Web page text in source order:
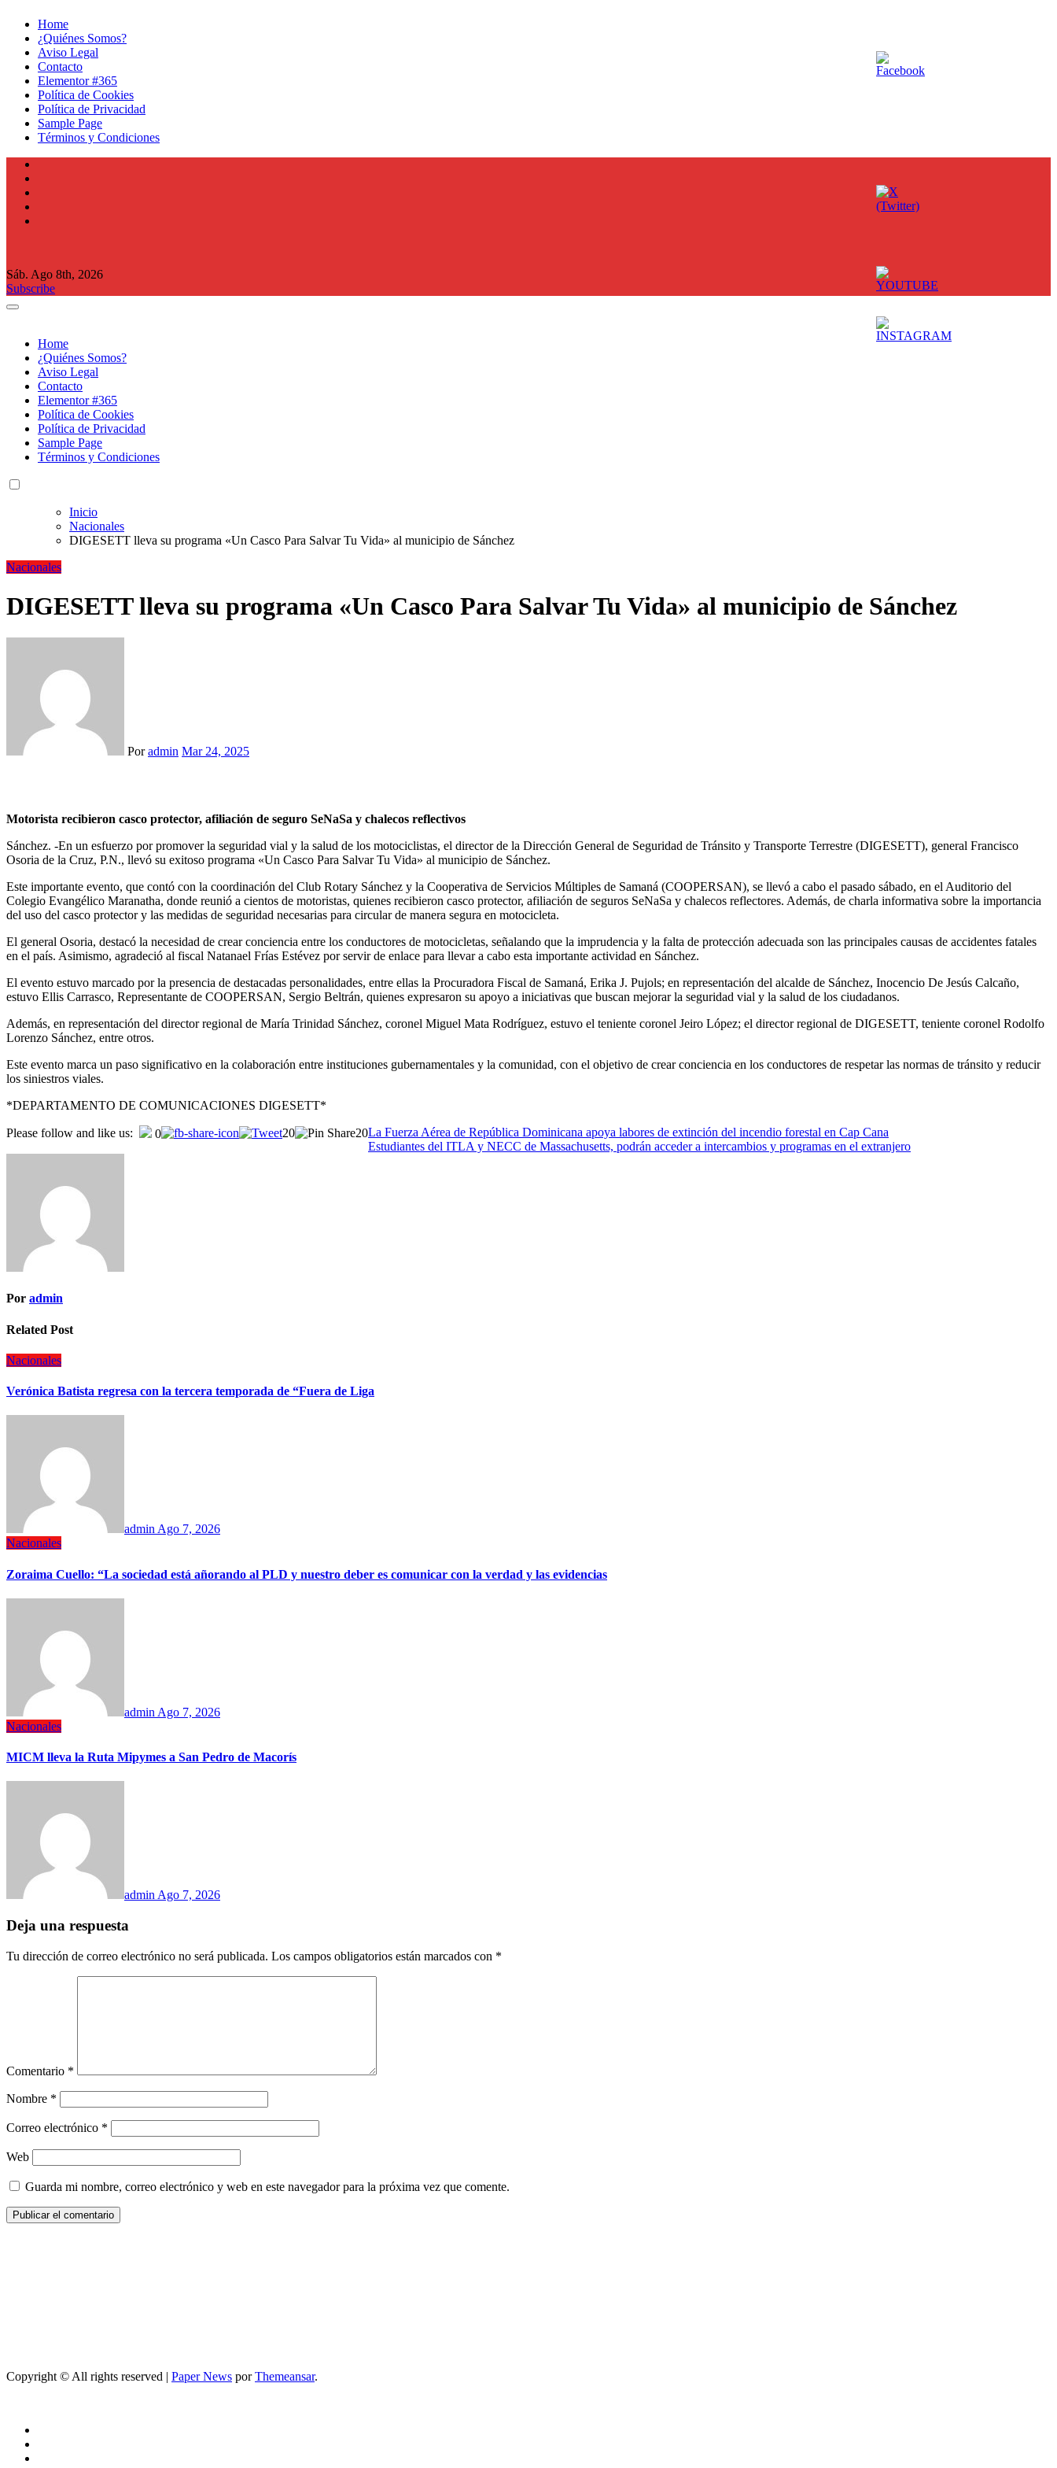
contenido
Home
¿Quiénes Somos?
Aviso Legal
Contacto
Elementor #365
Política de Cookies
Política de Privacidad
Sample Page
Términos y Condiciones
Sáb. Ago 8th, 2026
Subscribe
Home
¿Quiénes Somos?
Aviso Legal
Contacto
Elementor #365
Política de Cookies
Política de Privacidad
Sample Page
Términos y Condiciones
Inicio
Nacionales
DIGESETT lleva su programa «Un Casco Para Salvar Tu Vida» al municipio de Sánchez
Nacionales
DIGESETT lleva su programa «Un Casco Para Salvar Tu Vida» al municipio de Sánchez
Poradmin Mar 24, 2025
Motorista recibieron casco protector, afiliación de seguro SeNaSa y chalecos reflectivos
Sánchez. -En un esfuerzo por promover la seguridad vial y la salud de los motociclistas, el director de la Dirección General de Seguridad de Tránsito y Transporte Terrestre (DIGESETT), general Francisco
Osoria de la Cruz, P.N., llevó su exitoso programa «Un Casco Para Salvar Tu Vida» al municipio de Sánchez.
Este importante evento, que contó con la coordinación del Club Rotary Sánchez y la Cooperativa de Servicios Múltiples de Samaná (COOPERSAN), se llevó a cabo el pasado sábado, en el Auditorio del
Colegio Evangélico Maranatha, donde reunió a cientos de motoristas, quienes recibieron casco protector, afiliación de seguros SeNaSa y chalecos reflectores. Además, de charla informativa sobre la importancia
del uso del casco protector y las medidas de seguridad necesarias para circular de manera segura en motocicleta.
El general Osoria, destacó la necesidad de crear conciencia entre los conductores de motocicletas, señalando que la imprudencia y la falta de protección adecuada son las principales causas de accidentes fatales
en el país. Asimismo, agradeció al fiscal Natanael Frías Estévez por servir de enlace para llevar a cabo esta importante actividad en Sánchez.
El evento estuvo marcado por la presencia de destacadas personalidades, entre ellas la Procuradora Fiscal de Samaná, Erika J. Pujols; en representación del alcalde de Sánchez, Inocencio De Jesús Calcaño,
estuvo Ellis Carrasco, Representante de COOPERSAN, Sergio Beltrán, quienes expresaron su apoyo a iniciativas que buscan mejorar la seguridad vial y la salud de los ciudadanos.
Además, en representación del director regional de María Trinidad Sánchez, coronel Miguel Mata Rodríguez, estuvo el teniente coronel Jeiro López; el director regional de DIGESETT, teniente coronel Rodolfo
Lorenzo Sánchez, entre otros.
Este evento marca un paso significativo en la colaboración entre instituciones gubernamentales y la comunidad, con el objetivo de crear conciencia en los conductores de respetar las normas de tránsito y reducir
los siniestros viales.
*DEPARTAMENTO DE COMUNICACIONES DIGESETT*
Please follow and like us: 0 20 20
Navegación
de
La Fuerza Aérea de República Dominicana apoya labores de extinción del incendio forestal en Cap Cana
Estudiantes del ITLA y NECC de Massachusetts, podrán acceder a intercambios y programas en el extranjero
Por admin
Related Post
Nacionales
Verónica Batista regresa con la tercera temporada de “Fuera de Liga
admin Ago 7, 2026
Nacionales
Zoraima Cuello: “La sociedad está añorando al PLD y nuestro deber es comunicar con la verdad y las evidencias
admin Ago 7, 2026
Nacionales
MICM lleva la Ruta Mipymes a San Pedro de Macorís
adminAgo 7, 2026
Deja una respuesta
Tu dirección de correo electrónico no será publicada. Los campos obligatorios están marcados con *
Comentario *
Nombre *
Correo electrónico *
Web
Guarda mi nombre, correo electrónico y web en este navegador para la próxima vez que comente.
Copyright © All rights reserved | Paper News porThemeansar.